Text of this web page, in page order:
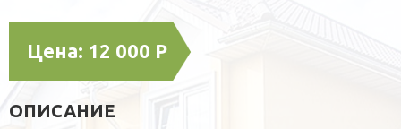
Цена: 12 000 Р
ОПИСАНИЕ